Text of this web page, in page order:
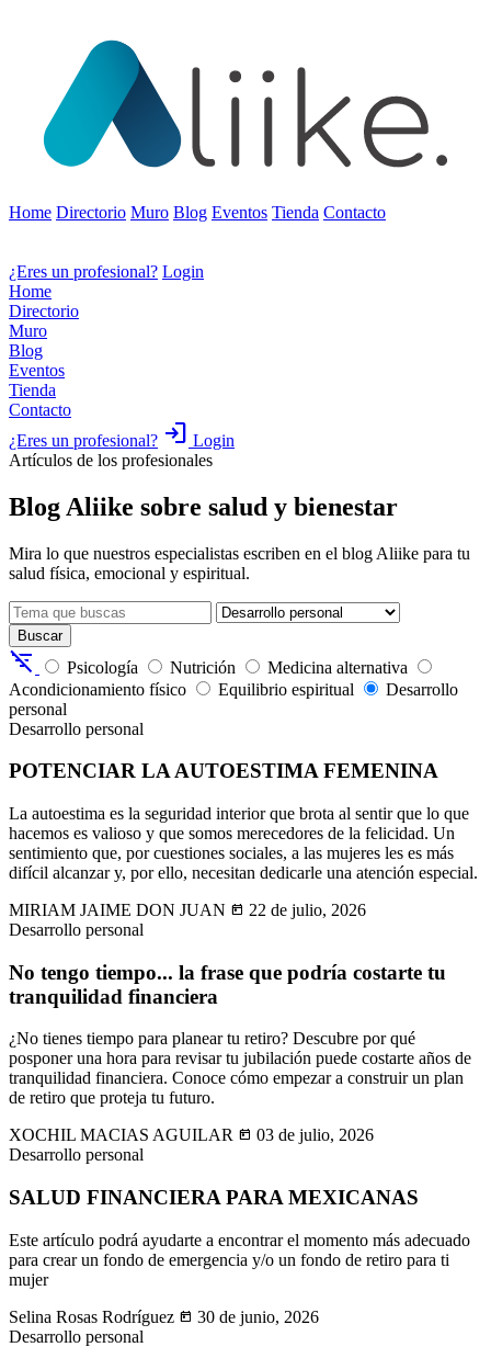
Home Directorio Muro Blog Eventos Tienda Contacto
¿Eres un profesional? Login
Home
Directorio
Muro
Blog
Eventos
Tienda
Contacto
¿Eres un profesional? login Login
Artículos de los profesionales
Blog Aliike sobre salud y bienestar
Mira lo que nuestros especialistas escriben en el blog Aliike para tu
salud física, emocional y espiritual.
Buscar
filter_list_off Psicología Nutrición
Medicina alternativa
Acondicionamiento físico
Equilibrio espiritual
Desarrollo
personal
Desarrollo personal
POTENCIAR LA AUTOESTIMA FEMENINA
La autoestima es la seguridad interior que brota al sentir que lo que
hacemos es valioso y que somos merecedores de la felicidad. Un
sentimiento que, por cuestiones sociales, a las mujeres les es más
difícil alcanzar y, por ello, necesitan dedicarle una atención especial.
MIRIAM JAIME DON JUAN today 22 de julio, 2026
Desarrollo personal
No tengo tiempo... la frase que podría costarte tu
tranquilidad financiera
¿No tienes tiempo para planear tu retiro? Descubre por qué
posponer una hora para revisar tu jubilación puede costarte años de
tranquilidad financiera. Conoce cómo empezar a construir un plan
de retiro que proteja tu futuro.
XOCHIL MACIAS AGUILAR today 03 de julio, 2026
Desarrollo personal
SALUD FINANCIERA PARA MEXICANAS
Este artículo podrá ayudarte a encontrar el momento más adecuado
para crear un fondo de emergencia y/o un fondo de retiro para ti
mujer
Selina Rosas Rodríguez today 30 de junio, 2026
Desarrollo personal